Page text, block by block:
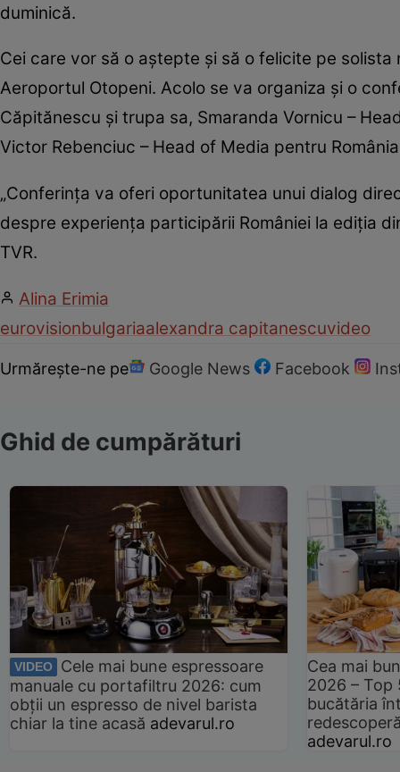
duminică.
Cei care vor să o aștepte și să o felicite pe
Aeroportul Otopeni. Acolo se va organiza și o
Căpitănescu și trupa sa, Smaranda Vornicu –
Victor Rebenciuc – Head of Media pentru
„Conferința va oferi oportunitatea unui dialog
despre experiența participării României la ediția
TVR.
Alina Erimia
eurovisionbulgariaalexandra capitanescuvideo
Urmărește-ne pe Google News Facebook
Ghid de cumpărături
VIDEO
Cele mai bune espressoare
manuale cu portafiltru 2026: cum
obții un espresso de nivel barista
chiar la tine acasă adevarul.ro
Cea mai
2026 –
bucătăria
adevarul.ro